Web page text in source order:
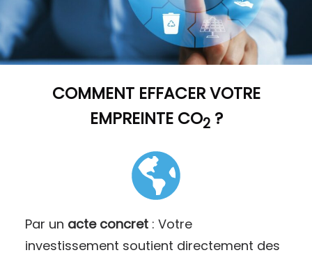
COMMENT EFFACER VOTRE
EMPREINTE CO2?
Par un acte concret: Votre
investissement soutient directement des